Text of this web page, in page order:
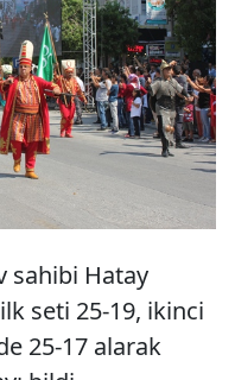
sahibi Hatay
seti 25-19, ikinci
25-17 alarak